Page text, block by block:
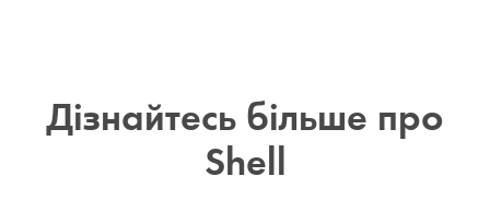
Дізнайтесь більше про
Shell